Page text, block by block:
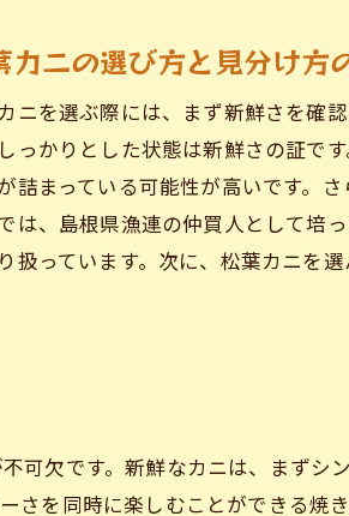
立てるこだわりの調理法
る松葉カニの仕入れ方法
抜群の地酒を楽しむ
たい海鮮問屋博多
厳選する松葉カニの魅力を探る
る厳選松葉カニの秘密
とその特徴
葉カニの深い関係
カニの選び方と見分け方
ニを選ぶ際には、まず新鮮さを確
っかりとした状態は新鮮さの証で
詰まっている可能性が高いです。
は、島根県漁連の仲買人として培
扱っています。次に、松葉カニを
可欠です。新鮮なカニは、まずシ
さを同時に楽しむことができる焼